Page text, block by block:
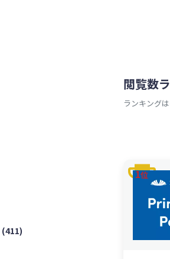
(411)
閲覧数
ランキング
trophy
1位